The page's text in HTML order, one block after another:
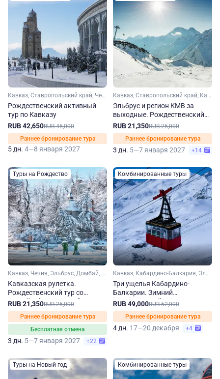
Кавказ, Ставропольский край, Чечня, Домбай, Ингушетия, Кабардино-Балкария, Эльбрус, Карачаево-Черкесия
Рождественский активный
тур по Кавказу
RUB 42,650RUB 45,000
Раннее бронирование тура
5 дн. 4—8 января 2027
Кавказ, Ставропольский край, Кавказские Минеральные Воды, Кабардино-Балкария, Эльбрус
Эльбрус и регион КМВ за
выходные. Рождественский
тур
RUB 21,350RUB 25,000
Раннее бронирование тура
3 дн. 5—7 января 2027 +14
Туры на Рождество
Кавказ, Чечня, Эльбрус, Домбай, Карачаево-Черкесия, Кабардино-Балкария, Ставропольский край, Кавказские Минеральные Воды
Кавказская рулетка.
Рождественский тур со
случайной экскурсией
RUB 21,350RUB 25,000
Раннее бронирование тура
Бесплатная отмена
3 дн. 5—7 января 2027 +22
Комбинированные туры
Кавказ, Кабардино-Балкария, Эльбрус
Три ущелья Кабардино-
Балкарии. Зимний
национальный маршрут
RUB 49,000RUB 52,000
Раннее бронирование тура
4 дн. 17—20 декабря +4
Туры на Новый год Комбинированные туры